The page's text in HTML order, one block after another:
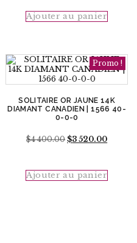
$777.00. $621.60.
Ajouter au panier
Promo !
SOLITAIRE OR JAUNE 14K
DIAMANT CANADIEN | 1566 40-
0-0-0
$4 400.00Le
$4
$3 520.00Le
Ajouter au panier